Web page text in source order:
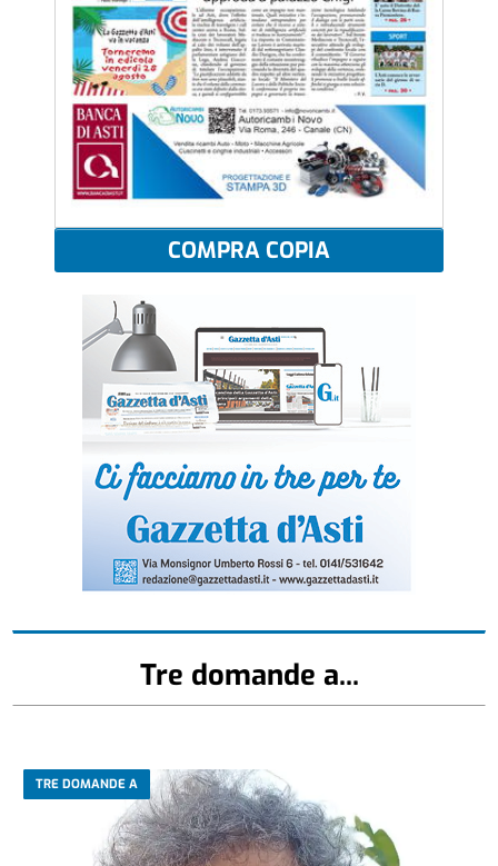
COMPRA COPIA
Tre domande a...
TRE DOMANDE A